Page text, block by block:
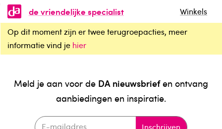
de vriendelijke specialist
Winkels
Op dit moment zijn er twee terugroepacties, meer
informatie vind je hier
Meld je aan voor de DA nieuwsbriefen ontvang
aanbiedingen en inspiratie.